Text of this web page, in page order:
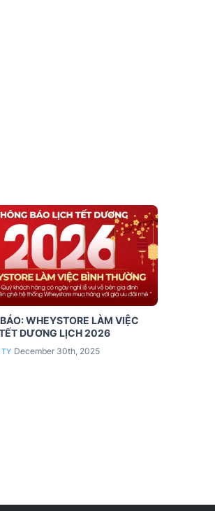
WHEYSTORE LÀM VIỆC
DƯƠNG LỊCH 2026
December 30th, 2025